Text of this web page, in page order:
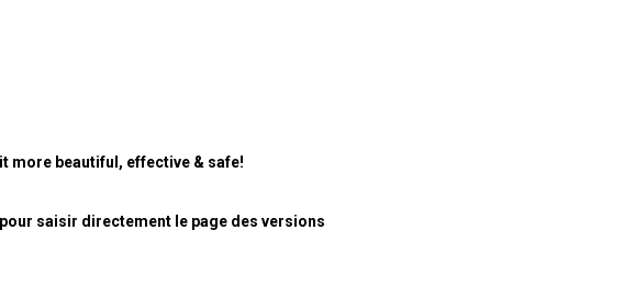
more beautiful, effective & safe!
saisir directement le page des versions